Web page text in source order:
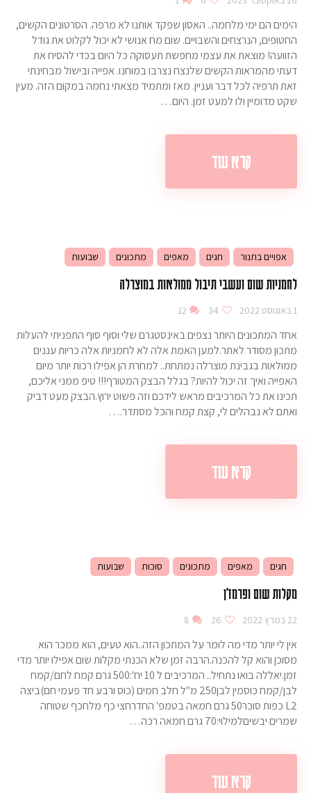
הימים הם ימי מלחמה.. האסון שפקד אותנו לא מרפה. הסרטונים הקשים,
החטופים, הנרצחים והשבויים. שום מח אנושי לא יכול לקלוט את גודל
הזוועה! מוצאת את עצמי מחפשת תעסוקה כל היום בכדי להסיח את
דעתי מהמראות הקשים שלנצח נצרבו במוחנו. אפייה ובישול מבחינתי
זאת תרפיה לכל דבר ועניין. מאז ומתמיד מצאתי נחמה במקום הזה. מעין
שקט מדומיין ולו למעט זמן. היום…
קרא עוד
אפויים בתנור חגים מאפים מתכונים שבועות
לחמניות שום ועשבי תיבול ממולאות במוצרלה
1 באוגוסט 2022 34
12
אחד המתכונים היותר נצפים באינסטגרם שלי וסוף סוף התפניתי להעלות
מתכון מסודר לאתר.למען האמת אלה לא לחמניות אלה כריות עננים
ממולאות בגבינת מוצרלה נמתחת.. למחרת הן אפילו רכות יותר מיום
האפייה ואיך זה יכול להיות? בגלל הבצק המטורף!!! טיפ ממני אליכם,
תכינו את כל המרכיבים מראש לידכם וזה פשוט ירוץ.הבצק מעט דביק
ואתם לא נבהלים לי, קצת קמח והכל מסתדר.…
קרא עוד
חגים מאפים מתכונים סוכות שבועות
מקלות שום ופרמז'ן
22 במרץ 2022 26
8
אין לי יותר מדי מה לומר על המתכון הזה..הוא טעים, הוא ממכר הוא
מסוכן והוא קל להכנה.הרבה זמן שלא הכנתי מקלות שום אפילו יותר מדי
זמן.יאללה בואו נתחיל.. המרכיבים ל 10 יח':500 גרם קמח לחם/קמח
לבן/קמח כוסמין לבן250 מ"ל חלב חמים (כוס ורבע חד פעמי חם)ביצה
L2 כפות סוכר50 גרם חמאה בטמפ' החדרחצי כף מלחכף שטוחה
שמרים יבשיםלמילוי:70 גרם חמאה רכה…
קרא עוד